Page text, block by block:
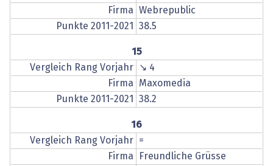
Firma
Webrepublic
Punkte 2011-2021
38.5
15
Vergleich Rang Vorjahr
↘ 4
Firma
Maxomedia
Punkte 2011-2021
38.2
16
Vergleich Rang Vorjahr
=
Firma
Freundliche Grüsse